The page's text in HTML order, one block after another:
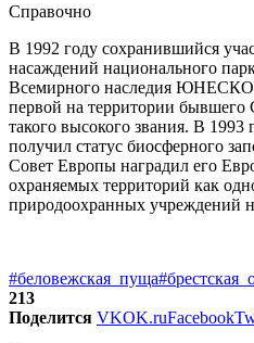
Справочно
В 1992 году сохранившийся
насаждений национального
Всемирного наследия ЮНЕСКО.
первой на территории
такого высокого звания. В
получил статус биосферного
Совет Европы наградил его
охраняемых территорий как
природоохранных учреждений
#беловежская_пуща
213
Поделится VKOK.ruFacebook